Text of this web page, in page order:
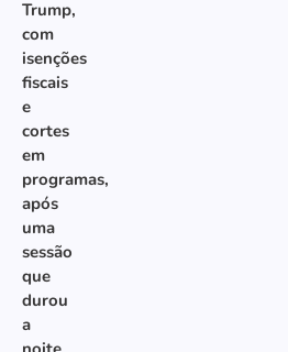
Trump,
com
isenções
fiscais
e
cortes
em
programas,
após
uma
sessão
que
durou
a